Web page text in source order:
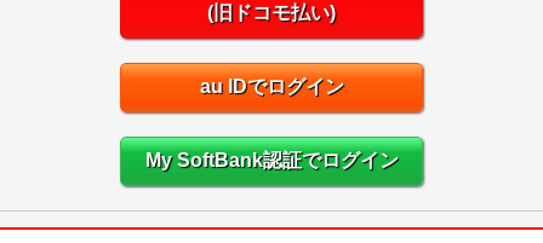
(旧ドコモ払い)
au IDでログイン
My SoftBank認証でログイン